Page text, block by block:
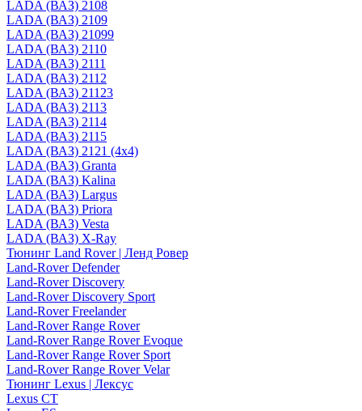
LADA (ВАЗ) 2108
LADA (ВАЗ) 2109
LADA (ВАЗ) 21099
LADA (ВАЗ) 2110
LADA (ВАЗ) 2111
LADA (ВАЗ) 2112
LADA (ВАЗ) 21123
LADA (ВАЗ) 2113
LADA (ВАЗ) 2114
LADA (ВАЗ) 2115
LADA (ВАЗ) 2121 (4x4)
LADA (ВАЗ) Granta
LADA (ВАЗ) Kalina
LADA (ВАЗ) Largus
LADA (ВАЗ) Priora
LADA (ВАЗ) Vesta
LADA (ВАЗ) X-Ray
Тюнинг Land Rover | Ленд Ровер
Land-Rover Defender
Land-Rover Discovery
Land-Rover Discovery Sport
Land-Rover Freelander
Land-Rover Range Rover
Land-Rover Range Rover Evoque
Land-Rover Range Rover Sport
Land-Rover Range Rover Velar
Тюнинг Lexus | Лексус
Lexus CT